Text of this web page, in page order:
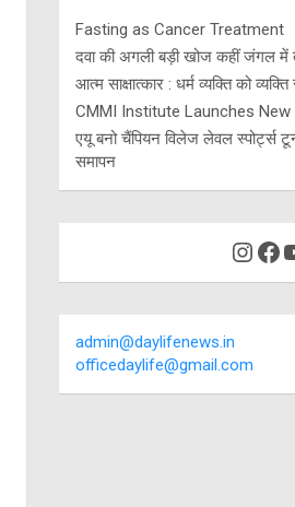
Fasting as Cancer Treatment
दवा की अगली बड़ी खोज कहीं जंगल में
आत्म साक्षात्कार : धर्म व्यक्ति को
CMMI Institute Launches
एयू बनो चैंपियन विलेज लेवल
समापन
admin@daylifenews.in
officedaylife@gmail.com